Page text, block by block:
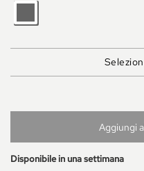
MEDIO
Aggiungi
Disponibile in una settimana